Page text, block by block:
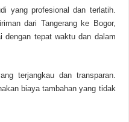
yang profesional dan terlatih.
dari Tangerang ke Bogor,
dengan tepat waktu dan dalam
terjangkau dan transparan.
biaya tambahan yang tidak